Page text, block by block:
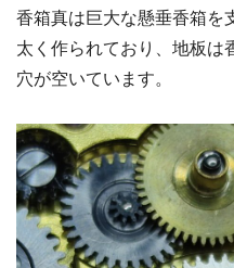
香箱真は巨大な懸垂香箱を
太く作られており、地板は
穴が空いています。